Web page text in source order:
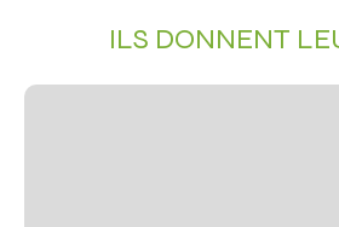
ILS DONNENT